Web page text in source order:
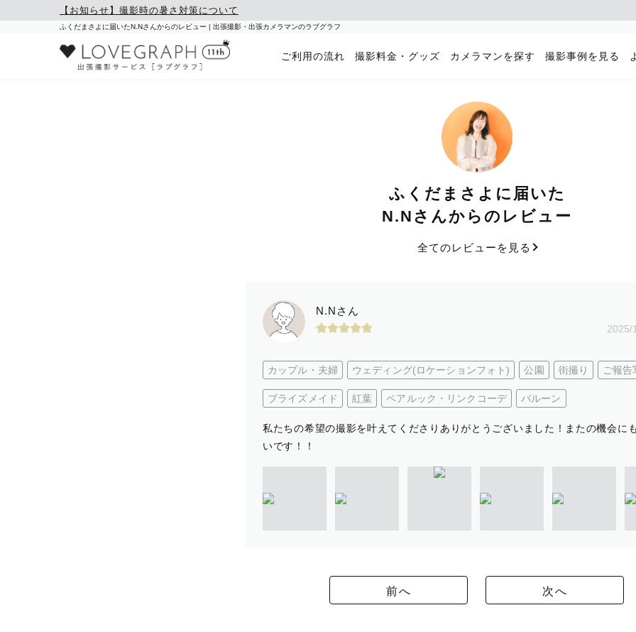
【お知らせ】撮影時の暑さ対策について
ふくだまさよに届いたN.Nさんからのレビュー | 出張撮影・出張カメラマンのラブグラフ
ご利用の流れ 撮影料金・グッズ カメラマンを探す 撮影事例を見る
ふくだまさよに届いた
N.Nさんからのレビュー
全てのレビューを見る
N.Nさん
2025/
カップル・夫婦 ウェディング(ロケーションフォト) 公園 街撮り ご報
ブライズメイド 紅葉 ペアルック・リンクコーデ バルーン
私たちの希望の撮影を叶えてくださりありがとうございました！またの機会に
いです！！
前へ 次へ